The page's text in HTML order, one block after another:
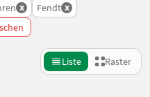
x Fendt x
Liste Raster